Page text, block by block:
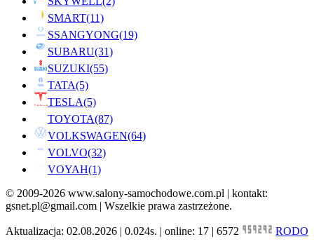
SMART(11)
SSANGYONG(19)
SUBARU(31)
SUZUKI(55)
TATA(5)
TESLA(5)
TOYOTA(87)
VOLKSWAGEN(64)
VOLVO(32)
VOYAH(1)
© 2009-2026 www.salony-samochodowe.com.pl | kontakt:
gsnet.pl@gmail.com | Wszelkie prawa zastrzeżone.
Aktualizacja: 02.08.2026 | 0.024s. | online: 17 | 6572 RODO